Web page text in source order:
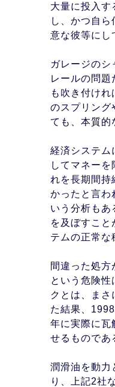
大量に投入す
し、かつ自
意な彼等にし
ガレージの
レールの問
も吹き付け
のスプリング
ても、本質的
経済システム
してマネー
れを長期間持
かったと言わ
いう分析もあ
を及ぼすこ
テムの正常な
間違った処方
という危険
クとは、ま
た結果、
年に実際に瓦
せるものであ
潤滑油を動力
り、上記2社